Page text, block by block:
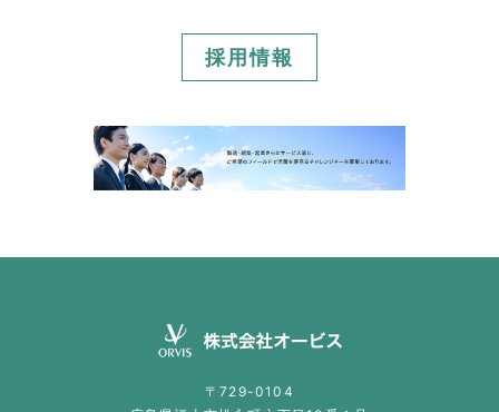
採用情報
〒729-0104